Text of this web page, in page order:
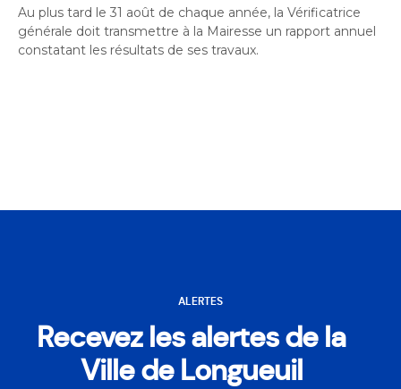
Au plus tard le 31 août de chaque année, la Vérificatrice
générale doit transmettre à la Mairesse un rapport annuel
constatant les résultats de ses travaux.
ALERTES
Recevez les alertes de la
Ville de Longueuil